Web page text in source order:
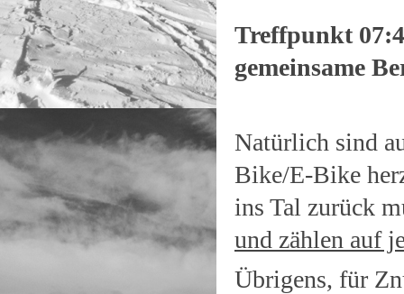
Treffpunkt
gemeinsame
Natürlich sind
Bike/E-Bike
ins Tal zurück
und zählen auf
Übrigens, für